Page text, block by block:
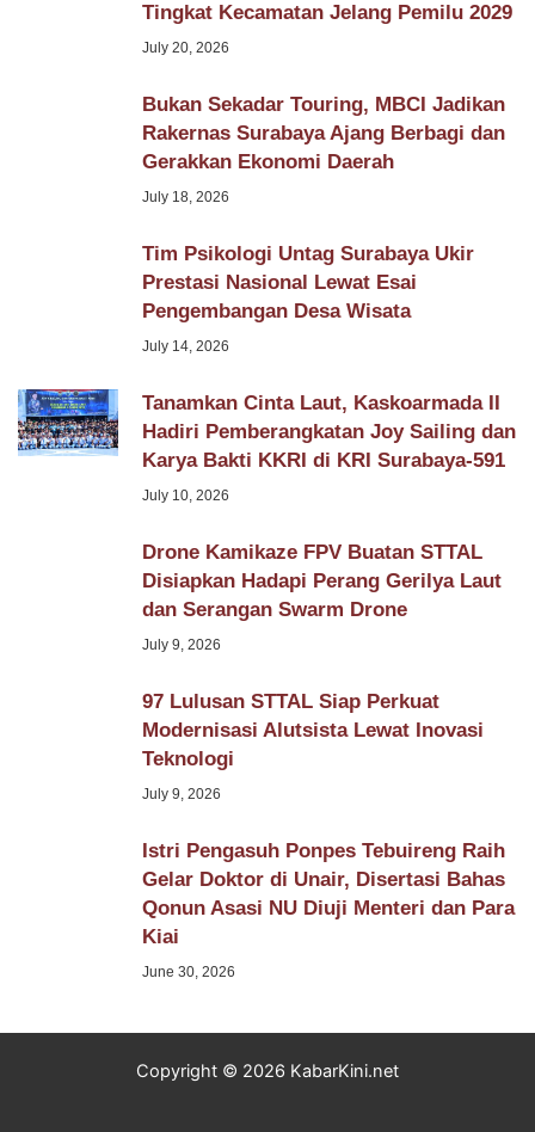
Tingkat Kecamatan Jelang Pemilu 2029
July 20, 2026
Bukan Sekadar Touring, MBCI Jadikan
Rakernas Surabaya Ajang Berbagi dan
Gerakkan Ekonomi Daerah
July 18, 2026
Tim Psikologi Untag Surabaya Ukir
Prestasi Nasional Lewat Esai
Pengembangan Desa Wisata
July 14, 2026
Tanamkan Cinta Laut, Kaskoarmada II
Hadiri Pemberangkatan Joy Sailing dan
Karya Bakti KKRI di KRI Surabaya-591
July 10, 2026
Drone Kamikaze FPV Buatan STTAL
Disiapkan Hadapi Perang Gerilya Laut
dan Serangan Swarm Drone
July 9, 2026
97 Lulusan STTAL Siap Perkuat
Modernisasi Alutsista Lewat Inovasi
Teknologi
July 9, 2026
Istri Pengasuh Ponpes Tebuireng Raih
Gelar Doktor di Unair, Disertasi Bahas
Qonun Asasi NU Diuji Menteri dan Para
Kiai
June 30, 2026
Copyright © 2026 KabarKini.net